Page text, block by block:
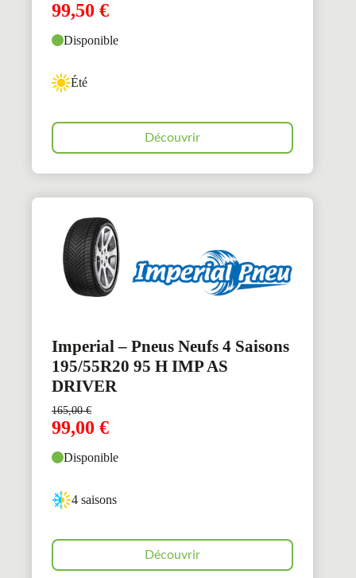
99,50 €
Disponible
Été
Découvrir
Imperial – Pneus Neufs 4 Saisons
195/55R20 95 H IMP AS
DRIVER
165,00€
99,00 €
Disponible
4 saisons
Découvrir